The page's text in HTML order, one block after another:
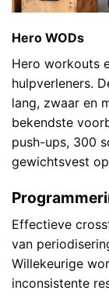
Hero WODs
Hero workouts
hulpverleners.
lang, zwaar en
bekendste
push-ups, 300
gewichtsvest
Effectieve
van
Willekeurige
inconsistente